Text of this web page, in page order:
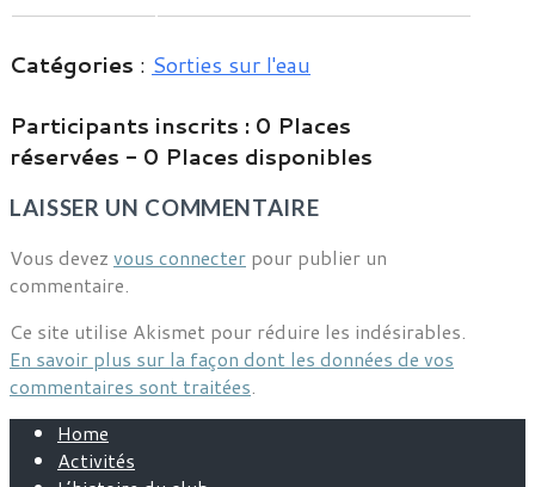
Catégories : Sorties sur l'eau
Participants inscrits : 0 Places
réservées - 0 Places disponibles
LAISSER UN COMMENTAIRE
Vous devez vous connecter pour publier un
commentaire.
Ce site utilise Akismet pour réduire les indésirables.
En savoir plus sur la façon dont les données de vos
commentaires sont traitées.
Home
Activités